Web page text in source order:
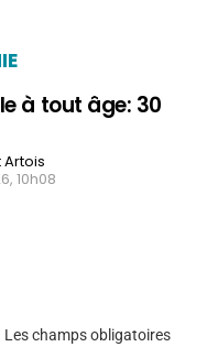
à tout âge: 30
10h08
Les champs obligatoires